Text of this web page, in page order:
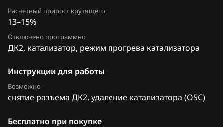
FAW
Ford
Forthing
Foton
DSG Temic
GSG Temic
Siemens PCR2.1
Simos 10xx
Jetta 1.4 TFSI (CTHA)
Jetta 1.4 TFSI (CZTA)
Jetta 2.0 (CBFA)
Jetta 2.0 (CBPA)
Jetta 2.0 (CCTA)
Расчетный прирост крутящего
13–15%
Отключено программно
ДК2, катализатор, режим прогрева катализатора
Инструкции для работы
Возможно
снятие разъема ДК2, удаление катализатора (OSC)
Бесплатно при покупке